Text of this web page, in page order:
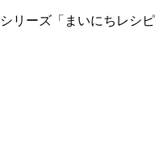
リーズ「まいにちレシピ